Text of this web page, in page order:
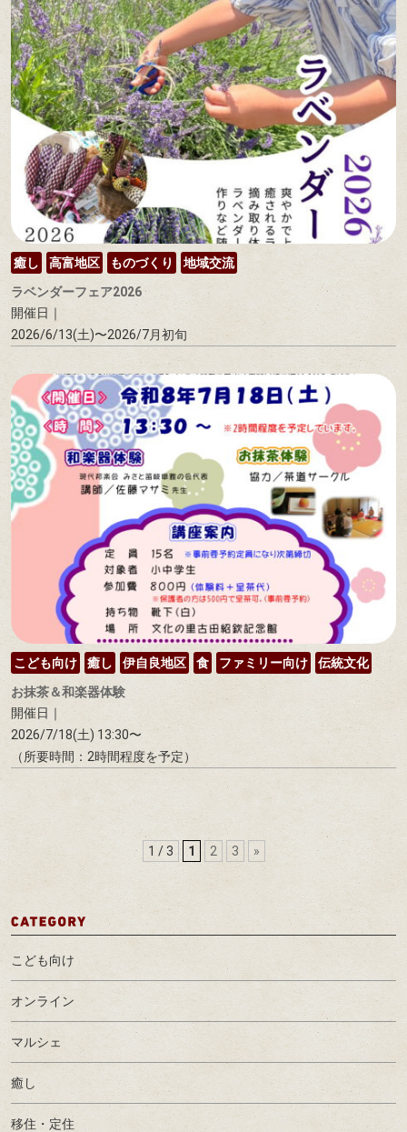
癒し 高富地区 ものづくり
地域交流
ラベンダーフェア2026
開催日｜
2026/6/13(土)〜2026/7月初旬
こども向け 癒し 伊自良地区 食 ファミリー向け
伝統文化
お抹茶＆和楽器体験
開催日｜
2026/7/18(土) 13:30〜
（所要時間：2時間程度を予定）
1 / 3 1 2 3 »
こども向け
オンライン
マルシェ
癒し
移住・定住